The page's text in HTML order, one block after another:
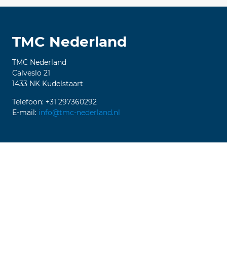
TMC Nederland
TMC Nederland
Calveslo 21
1433 NK Kudelstaart
Telefoon: +31 297360292
E-mail: info@tmc-nederland.nl